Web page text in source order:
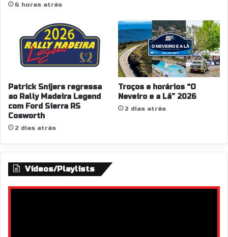
6 horas atrás
Patrick Snijers regressa
ao Rally Madeira Legend
com Ford Sierra RS
Cosworth
2 dias atrás
Troços e horários “O
Neveiro e a Lã” 2026
2 dias atrás
Vídeos/Playlists